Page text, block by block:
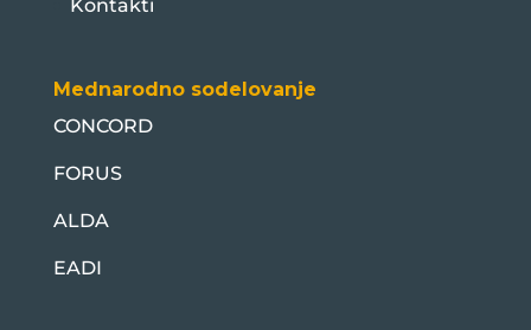
Kontakti
Mednarodno sodelovanje
CONCORD
FORUS
ALDA
EADI